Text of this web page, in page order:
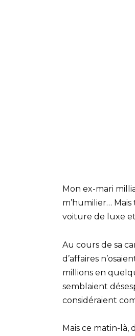
Mon ex-mari
m’humilier…
voiture de luxe
Au cours de sa
d’affaires
millions en
semblaient
considéraient
Mais ce matin-là,